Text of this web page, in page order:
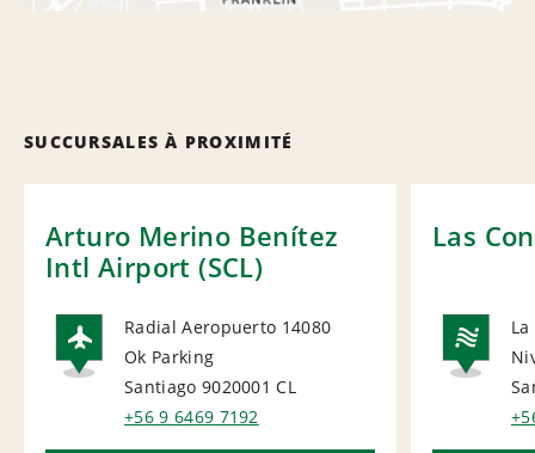
SUCCURSALES À PROXIMITÉ
Arturo Merino Benítez
Intl Airport (SCL)
AIRPORT
Radial Aeropuerto 14080
Ok Parking
Santiago 9020001 CL
+56 9 6469 7192
Las